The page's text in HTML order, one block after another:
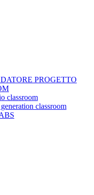
PROGETTO
classroom
classroom